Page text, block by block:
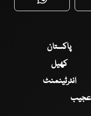
WhatsApp
پاکستان
کھیل
انٹرٹینمنٹ